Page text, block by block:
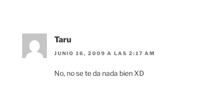
Taru
JUNIO 16, 2009 A LAS 2:17 AM
No, no se te da nada bien XD